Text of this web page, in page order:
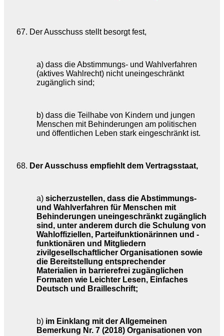
67. Der Ausschuss stellt besorgt fest,
a) dass die Abstimmungs- und Wahlverfahren
(aktives Wahlrecht) nicht uneingeschränkt
zugänglich sind;
b) dass die Teilhabe von Kindern und jungen
Menschen mit Behinderungen am politischen
und öffentlichen Leben stark eingeschränkt ist.
68. Der Ausschuss empfiehlt dem Vertragsstaat,
a) sicherzustellen, dass die Abstimmungs-
und Wahlverfahren für Menschen mit
Behinderungen uneingeschränkt zugänglich
sind, unter anderem durch die Schulung von
Wahloffiziellen, Parteifunktionärinnen und -
funktionären und Mitgliedern
zivilgesellschaftlicher Organisationen sowie
die Bereitstellung entsprechender
Materialien in barrierefrei zugänglichen
Formaten wie Leichter Lesen, Einfaches
Deutsch und Brailleschrift;
b) im Einklang mit der Allgemeinen
Bemerkung Nr. 7 (2018) Organisationen von